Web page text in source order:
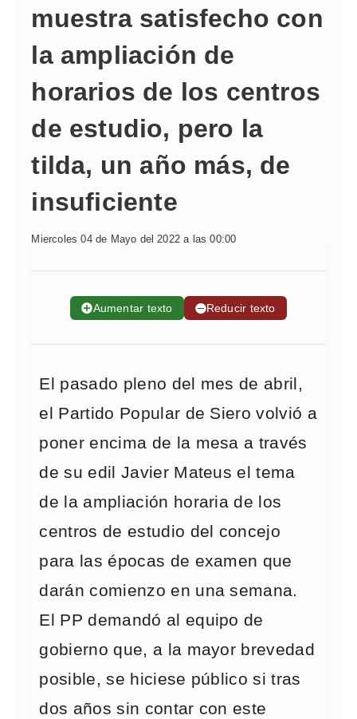
muestra satisfecho con
la ampliación de
horarios de los centros
de estudio, pero la
tilda, un año más, de
insuficiente
Miercoles 04 de Mayo del 2022 a las 00:00
➕Aumentar texto ➖Reducir texto
El pasado pleno del mes de abril,
el Partido Popular de Siero volvió a
poner encima de la mesa a través
de su edil Javier Mateus el tema
de la ampliación horaria de los
centros de estudio del concejo
para las épocas de examen que
darán comienzo en una semana.
El PP demandó al equipo de
gobierno que, a la mayor brevedad
posible, se hiciese público si tras
dos años sin contar con este